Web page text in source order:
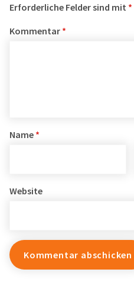
Erforderliche Felder sind mit *
Kommentar *
Name *
Website